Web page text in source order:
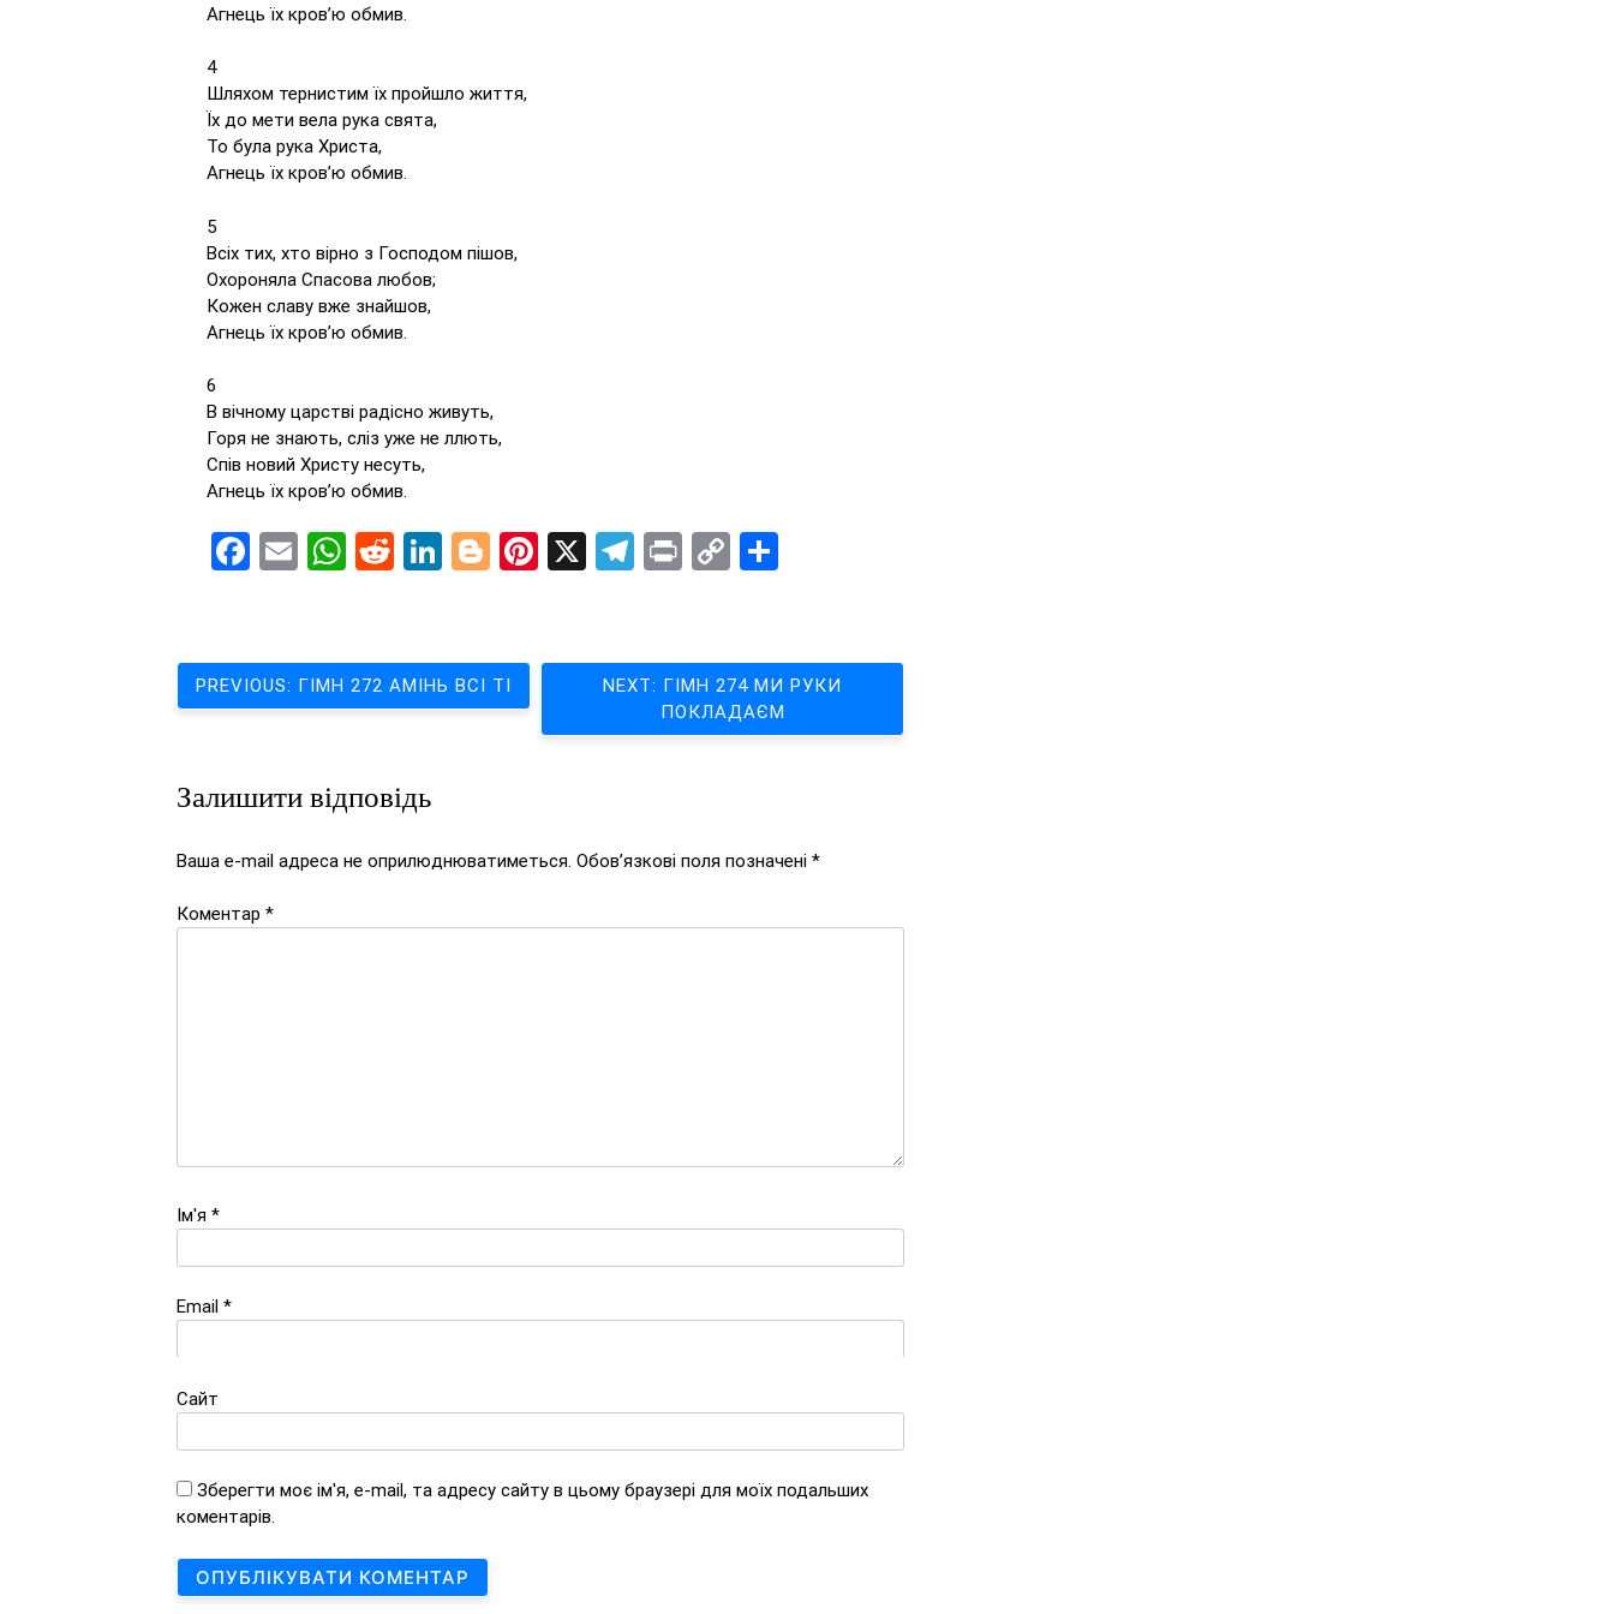
Агнець їх кров’ю обмив.
4
Шляхом тернистим їх пройшло життя,
Їх до мети вела рука свята,
То була рука Христа,
Агнець їх кров’ю обмив.
5
Всіх тих, хто вірно з Господом пішов,
Охороняла Спасова любов;
Кожен славу вже знайшов,
Агнець їх кров’ю обмив.
6
В вічному царстві радісно живуть,
Горя не знають, сліз уже не ллють,
Спів новий Христу несуть,
Агнець їх кров’ю обмив.
Facebook
EmailWhatsApp
RedditLinkedIn
Blogger
Pinterest
X Telegram
PrintCopy
Навігація
PREVIOUS: ГІМН 272 АМІНЬ ВСІ ТІ NEXT: ГІМН 274 МИ РУКИ
ПОКЛАДАЄМ
Залишити відповідь
Ваша e-mail адреса не оприлюднюватиметься. Обов’язкові поля позначені *
Коментар *
Ім'я *
Email *
Сайт
Зберегти моє ім'я, e-mail, та адресу сайту в цьому браузері для моїх подальших
коментарів.